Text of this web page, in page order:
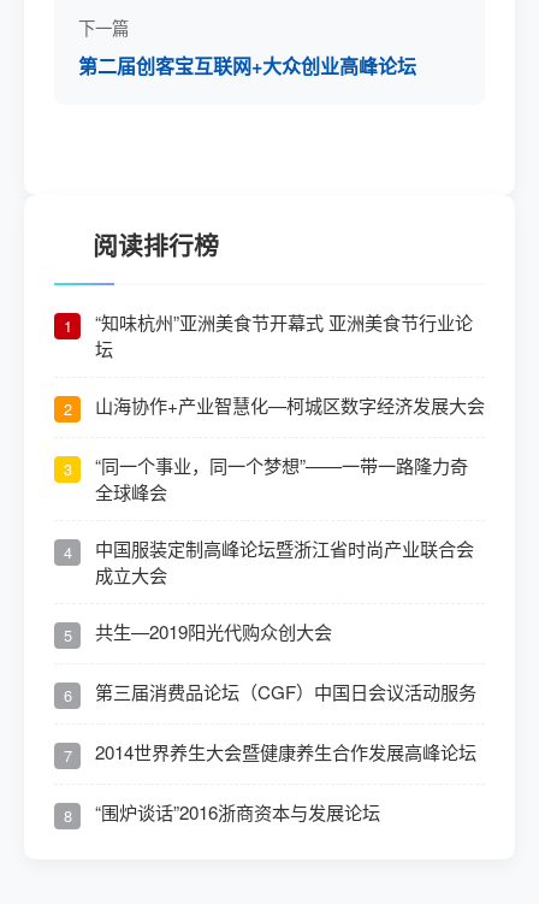
下一篇
第二届创客宝互联网+大众创业高峰论坛
阅读排行榜
1
“知味杭州”亚洲美食节开幕式 亚洲美食节行业论
坛
2 山海协作+产业智慧化—柯城区数字经济发展大会
3
“同一个事业，同一个梦想”——一带一路隆力奇
全球峰会
4
中国服装定制高峰论坛暨浙江省时尚产业联合会
成立大会
5 共生—2019阳光代购众创大会
6 第三届消费品论坛（CGF）中国日会议活动服务
7 2014世界养生大会暨健康养生合作发展高峰论坛
8 “围炉谈话”2016浙商资本与发展论坛